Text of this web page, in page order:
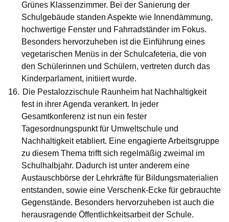
Grünes Klassenzimmer. Bei der Sanierung der
Schulgebäude standen Aspekte wie Innendämmung,
hochwertige Fenster und Fahrradständer im Fokus.
Besonders hervorzuheben ist die Einführung eines
vegetarischen Menüs in der Schulcafeteria, die von
den Schülerinnen und Schülern, vertreten durch das
Kinderparlament, initiiert wurde.
Die Pestalozzischule Raunheimhat Nachhaltigkeit
fest in ihrer Agenda verankert. In jeder
Gesamtkonferenz ist nun ein fester
Tagesordnungspunkt für Umweltschule und
Nachhaltigkeit etabliert. Eine engagierte Arbeitsgruppe
zu diesem Thema trifft sich regelmäßig zweimal im
Schulhalbjahr. Dadurch ist unter anderem eine
Austauschbörse der Lehrkräfte für Bildungsmaterialien
entstanden, sowie eine Verschenk-Ecke für gebrauchte
Gegenstände. Besonders hervorzuheben ist auch die
herausragende Öffentlichkeitsarbeit der Schule.